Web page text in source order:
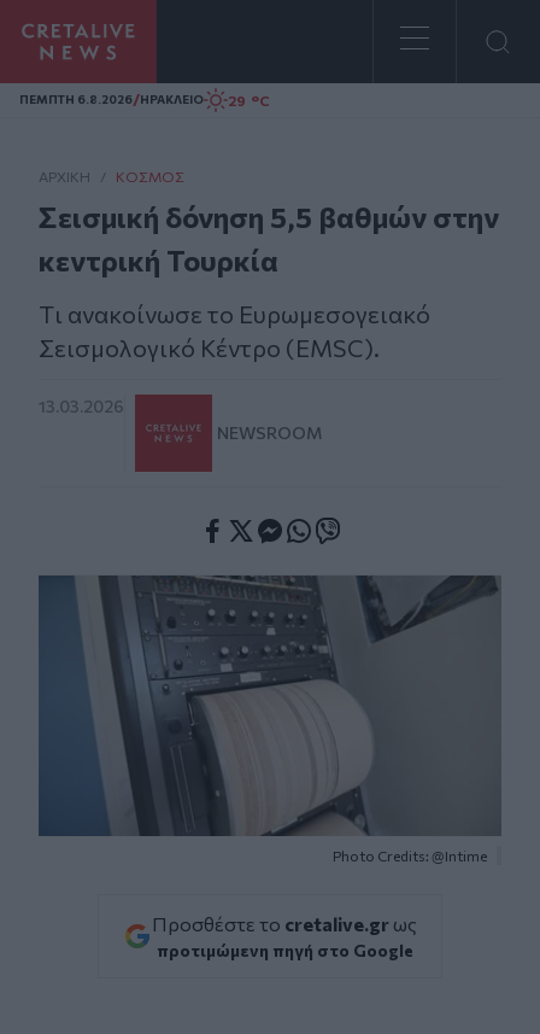
Homepage
ΠΕΜΠΤΗ 6.8.2026/ΗΡΑΚΛΕΙΟ 29 °C
ΑΡΧΙΚΗ / ΚΌΣΜΟΣ
Σεισμική δόνηση 5,5 βαθμών στην
κεντρική Τουρκία
Tι ανακοίνωσε το Ευρωμεσογειακό
Σεισμολογικό Κέντρο (EMSC).
13.03.2026
NEWSROOM
Photo Credits: @Intime
Προσθέστε το cretalive.gr ως
προτιμώμενη πηγή στο Google